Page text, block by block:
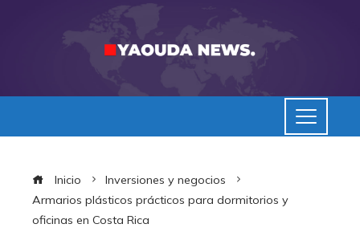
Inicio
Inversiones y negocios
Armarios plásticos prácticos para dormitorios y
oficinas en Costa Rica